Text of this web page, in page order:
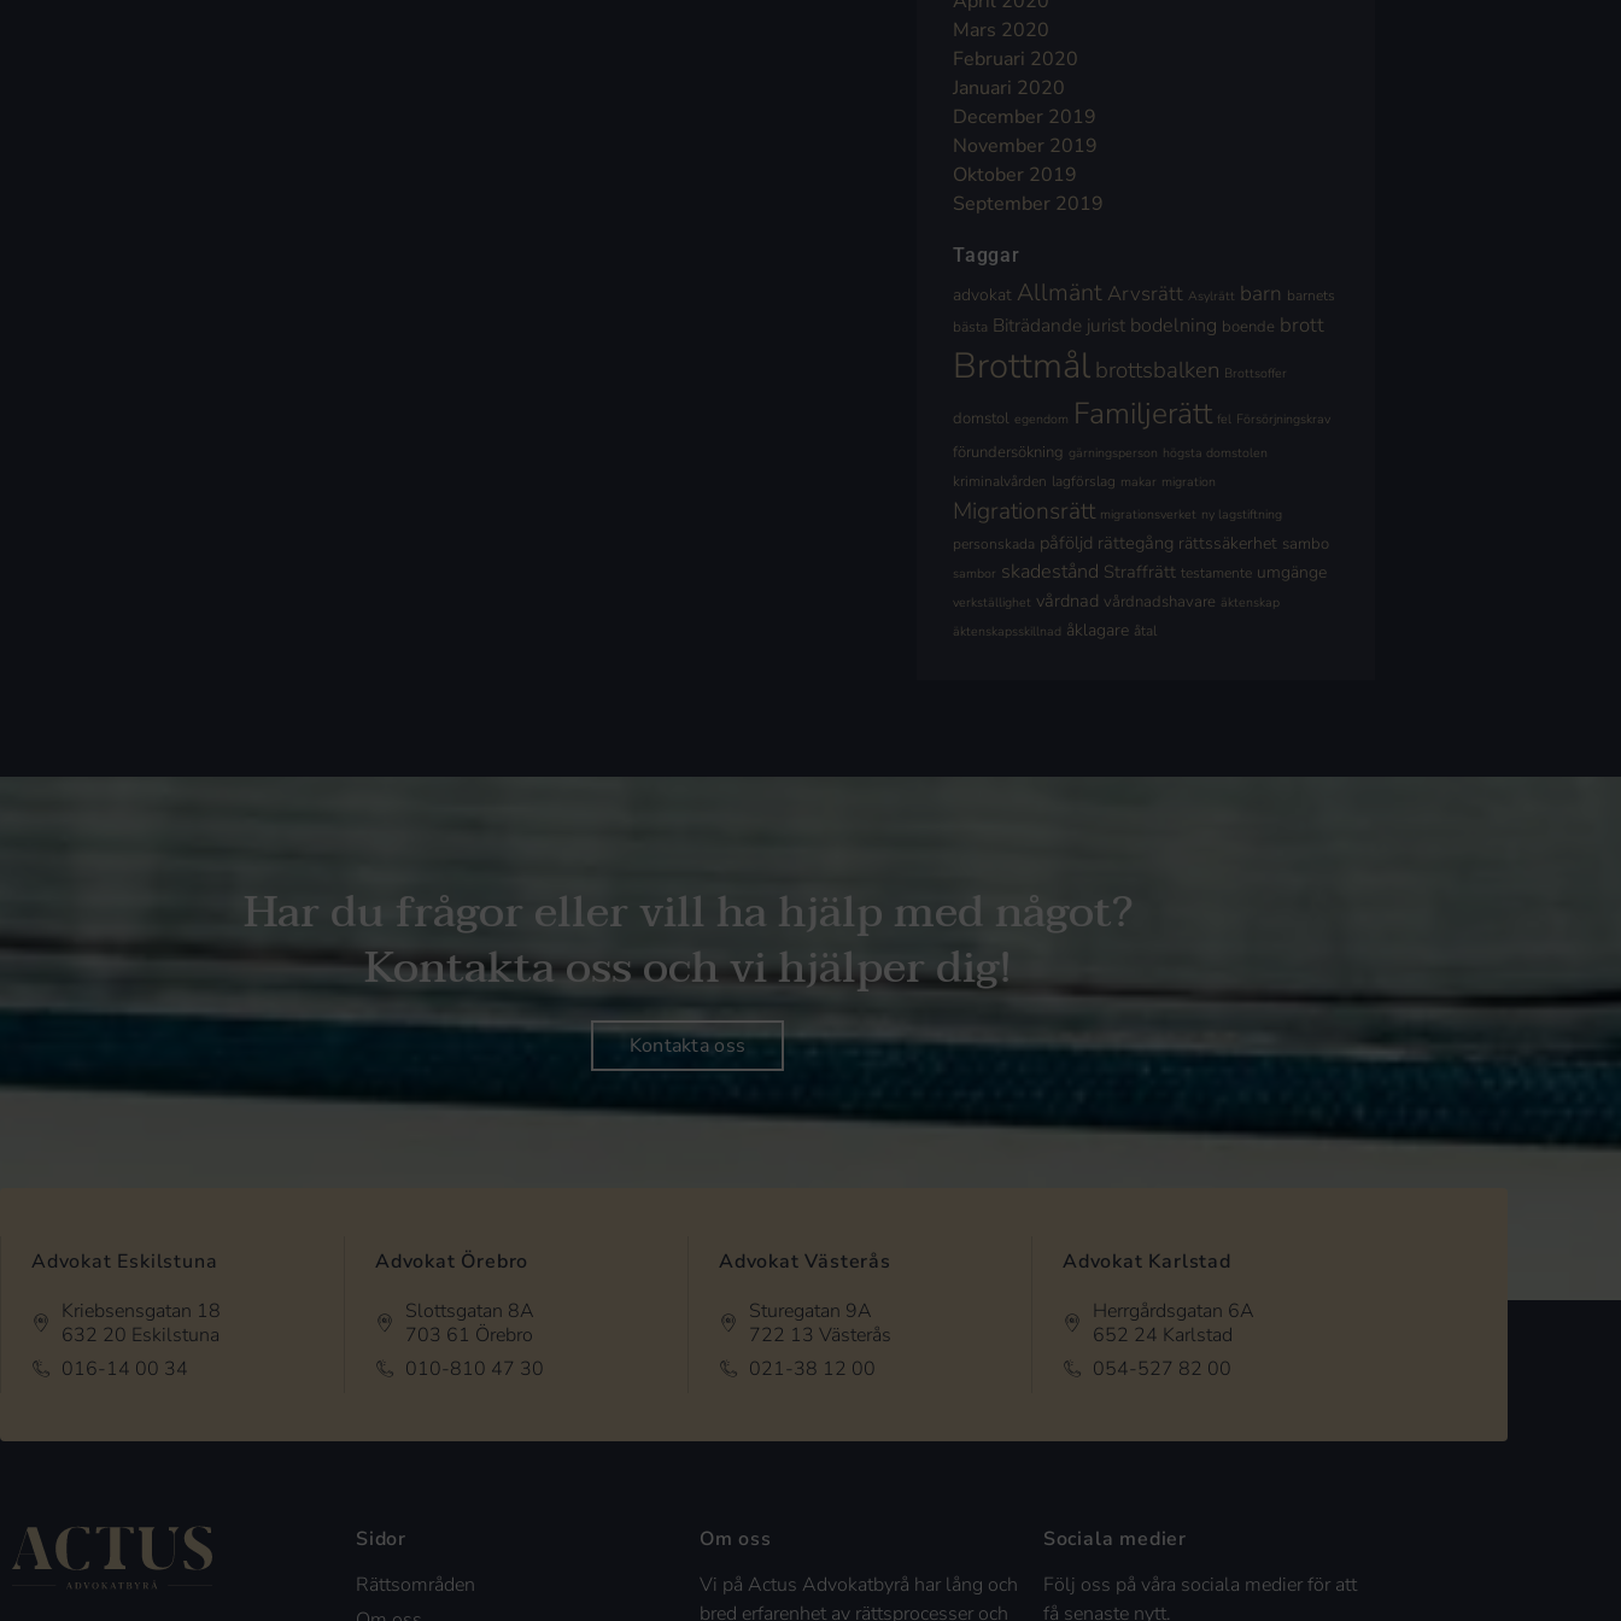
Mars 2020
Februari 2020
Januari 2020
December 2019
November 2019
Oktober 2019
September 2019
Taggar
advokat Allmänt Arvsrätt Asylrätt barn barnets
bästa Biträdande jurist bodelning boende brott
Brottmålbrottsbalken Brottsoffer
domstol egendom Familjerätt fel Försörjningskrav
förundersökning gärningsperson högsta domstolen
kriminalvården lagförslag makar migration
Migrationsrätt migrationsverket ny lagstiftning
personskada påföljd rättegång rättssäkerhet sambo
sambor skadestånd Straffrätt testamente umgänge
verkställighet vårdnad vårdnadshavare äktenskap
äktenskapsskillnad åklagare åtal
Har du frågor eller vill ha hjälp med något?
Kontakta oss och vi hjälper dig!
Kontakta oss
Advokat Eskilstuna
Kriebsensgatan 18
632 20 Eskilstuna
016-14 00 34
Advokat Örebro
Slottsgatan 8A
703 61 Örebro
010-810 47 30
Advokat Västerås
Sturegatan 9A
722 13 Västerås
021-38 12 00
Advokat Karlstad
Herrgårdsgatan 6A
652 24 Karlstad
054-527 82 00
Sidor
Rättsområden
Om oss
Vi på Actus Advokatbyrå har lång och
bred erfarenhet av rättsprocesser och
Sociala medier
Följ oss på våra sociala medier för att
få senaste nytt.